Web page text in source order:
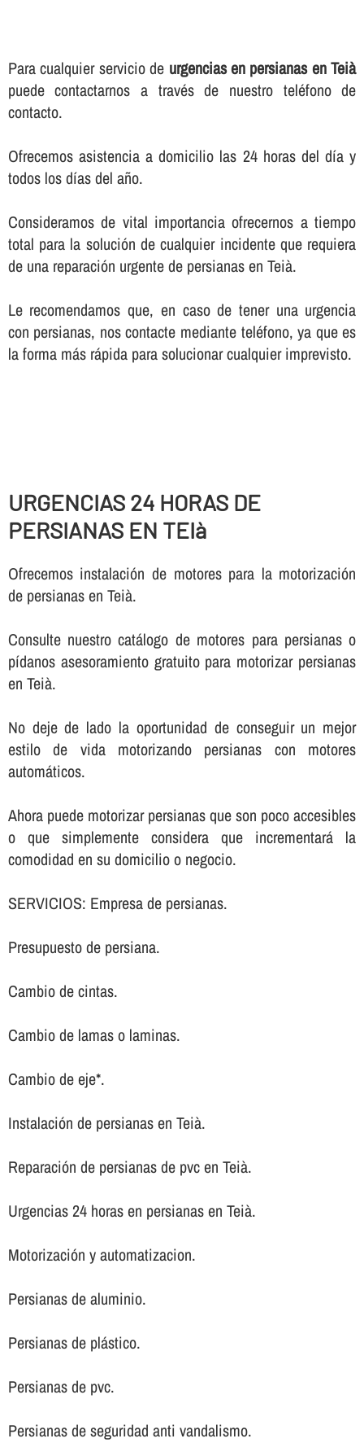
Para cualquier servicio de urgencias en persianas en Teià
puede contactarnos a través de nuestro teléfono de
contacto.
Ofrecemos asistencia a domicilio las 24 horas del dí­a y
todos los dí­as del año.
Consideramos de vital importancia ofrecernos a tiempo
total para la solución de cualquier incidente que requiera
de una reparación urgente de persianas en Teià.
Le recomendamos que, en caso de tener una urgencia
con persianas, nos contacte mediante teléfono, ya que es
la forma más rápida para solucionar cualquier imprevisto.
URGENCIAS 24 HORAS DE
PERSIANAS EN TEIà
Ofrecemos instalación de motores para la motorización
de persianas en Teià.
Consulte nuestro catálogo de motores para persianas o
pí­danos asesoramiento gratuito para motorizar persianas
en Teià.
No deje de lado la oportunidad de conseguir un mejor
estilo de vida motorizando persianas con motores
automáticos.
Ahora puede motorizar persianas que son poco accesibles
o que simplemente considera que incrementará la
comodidad en su domicilio o negocio.
SERVICIOS: Empresa de persianas.
Presupuesto de persiana.
Cambio de cintas.
Cambio de lamas o laminas.
Cambio de eje*.
Instalación de persianas en Teià.
Reparación de persianas de pvc en Teià.
Urgencias 24 horas en persianas en Teià.
Motorización y automatizacion.
Persianas de aluminio.
Persianas de plástico.
Persianas de pvc.
Persianas de seguridad anti vandalismo.